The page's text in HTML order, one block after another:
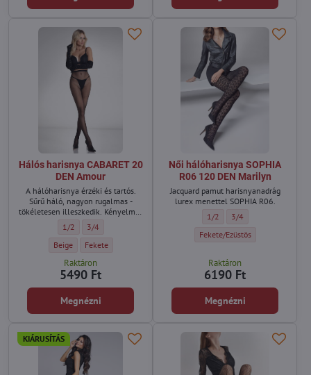
Hálós harisnya CABARET 20
DEN Amour
A hálóharisnya érzéki és tartós.
Sűrű háló, nagyon rugalmas -
tökéletesen illeszkedik. Kényelmes
Klasszikus a maga teljes
pompájában.
Hálós harisnya CABARET 20 DEN Amour - Méret:
1/2 Hálós harisnya CABARET 20 DEN Amour - Méret:
3/4
Hálós harisnya CABARET 20 DEN Amour - Szín:
Beige Hálós harisnya CABARET 20 DEN Amour - Szín:
Fekete
Raktáron
5490 Ft
Megnézni
Női hálóharisnya SOPHIA
R06 120 DEN Marilyn
Jacquard pamut harisnyanadrág
lurex menettel SOPHIA R06.
Női hálóharisnya SOPHIA
1/2 Női hálóharisnya
3/4
Női hálóharisnya SOPHIA R06
Fekete/Ezüstös
Raktáron
6190 Ft
Megnézni
KIÁRUSÍTÁS